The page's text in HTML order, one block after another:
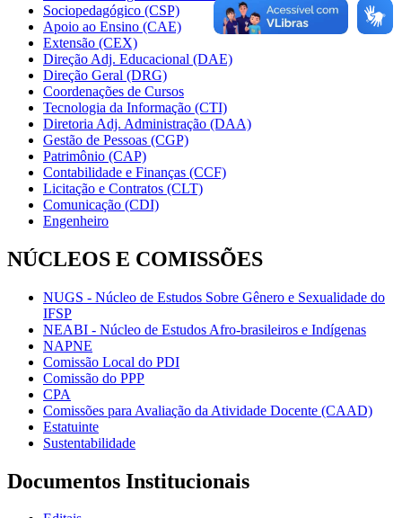
Sociopedagógico (CSP)
Apoio ao Ensino (CAE)
Extensão (CEX)
Direção Adj. Educacional (DAE)
Direção Geral (DRG)
Coordenações de Cursos
Tecnologia da Informação (CTI)
Diretoria Adj. Administração (DAA)
Gestão de Pessoas (CGP)
Patrimônio (CAP)
Contabilidade e Finanças (CCF)
Licitação e Contratos (CLT)
Comunicação (CDI)
Engenheiro
NÚCLEOS E COMISSÕES
NUGS - Núcleo de Estudos Sobre Gênero e Sexualidade do
IFSP
NEABI - Núcleo de Estudos Afro-brasileiros e Indígenas
NAPNE
Comissão Local do PDI
Comissão do PPP
CPA
Comissões para Avaliação da Atividade Docente (CAAD)
Estatuinte
Sustentabilidade
Documentos Institucionais